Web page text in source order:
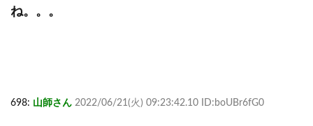
ね。。。
698: 山師さん 2022/06/21(火) 09:23:42.10 ID:boUBr6fG0